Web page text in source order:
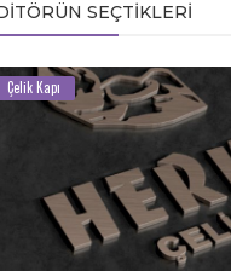
SEÇTIKLERI
Çelik Kapı